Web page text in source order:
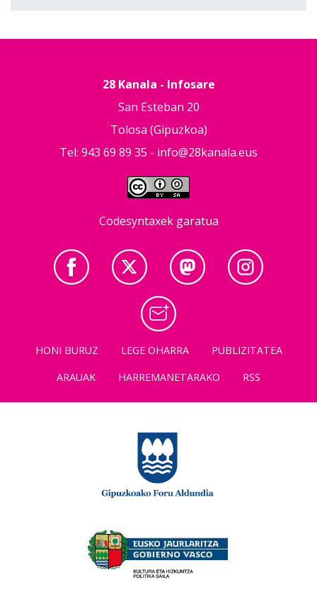
28 Kanala - Infosare
San Esteban 20
Tolosa (Gipuzkoa)
Tel: 943 69 89 35 - info@28kanala.eus
Codesyntaxek garatua
HONI BURUZ LEGE OHARRA
PUBLIZITATEA
ARAUAK
HARREMANETARAKO RSS